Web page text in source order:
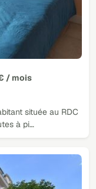
/ mois
située au RDC
à pi…